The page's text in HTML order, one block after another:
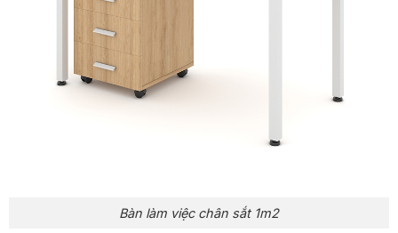
Bàn làm việc chân sắt 1m2